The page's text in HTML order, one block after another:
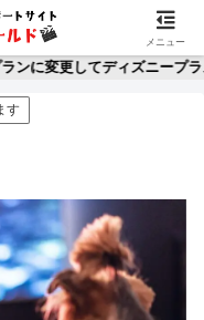
ディズニープラス
スを2か月分もお得に！／👈
す
メニュー